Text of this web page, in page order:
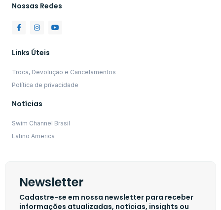
Nossas Redes
Links Úteis
Troca, Devolução e Cancelamentos
Política de privacidade
Notícias
Swim Channel Brasil
Latino America
Newsletter
Cadastre-se em nossa newsletter para receber
informações atualizadas, notícias, insights ou